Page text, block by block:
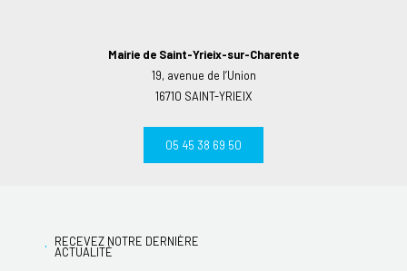
Mairie de Saint-Yrieix-sur-Charente
19, avenue de l’Union
16710 SAINT-YRIEIX
05 45 38 69 50
RECEVEZ NOTRE DERNIÈRE
ACTUALITÉ